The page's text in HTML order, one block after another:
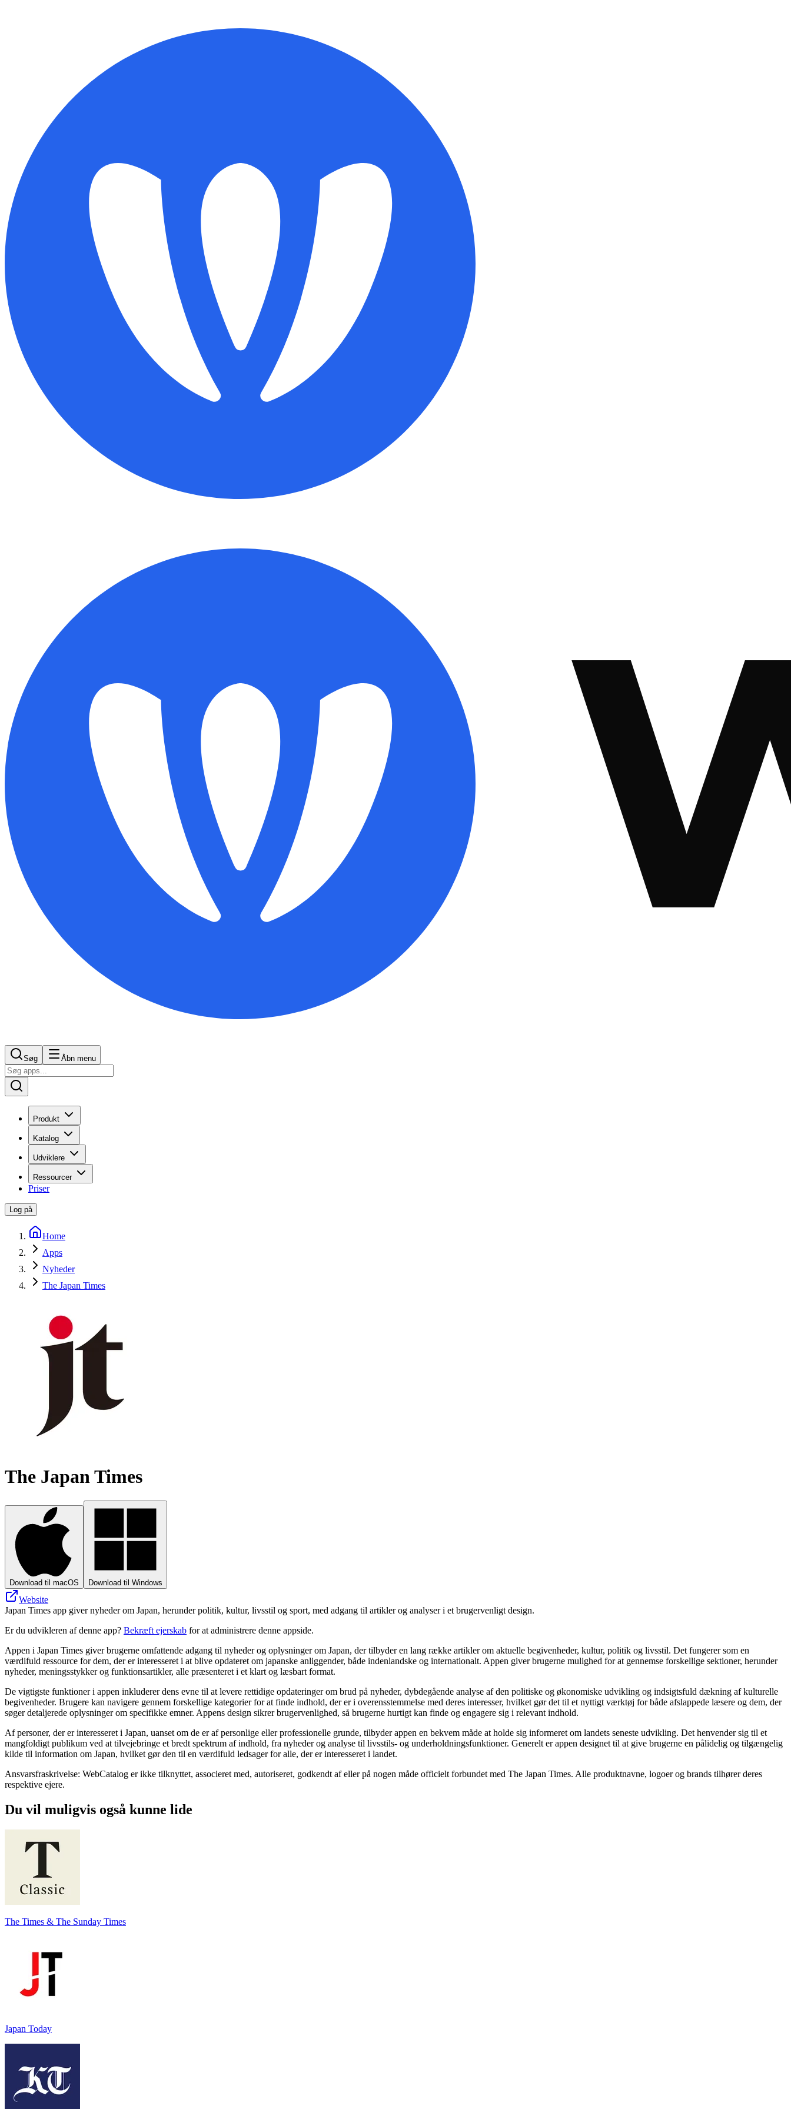
Søg Åbn menu
Produkt
Katalog
Udviklere
Ressourcer
Priser
Log på
Home
Apps
Nyheder
The Japan Times
The Japan Times
Download til macOS Download til Windows
Website
Japan Times app giver nyheder om Japan, herunder politik, kultur, livsstil og sport, med adgang til artikler og analyser i et brugervenligt design.
Er du udvikleren af denne app? Bekræft ejerskab for at administrere denne appside.
Appen i Japan Times giver brugerne omfattende adgang til nyheder og oplysninger om Japan, der tilbyder en lang række artikler om aktuelle begivenheder, kultur, politik og livsstil. Det fungerer som en
værdifuld ressource for dem, der er interesseret i at blive opdateret om japanske anliggender, både indenlandske og internationalt. Appen giver brugerne mulighed for at gennemse forskellige sektioner, herunder
nyheder, meningsstykker og funktionsartikler, alle præsenteret i et klart og læsbart format.
De vigtigste funktioner i appen inkluderer dens evne til at levere rettidige opdateringer om brud på nyheder, dybdegående analyse af den politiske og økonomiske udvikling og indsigtsfuld dækning af kulturelle
begivenheder. Brugere kan navigere gennem forskellige kategorier for at finde indhold, der er i overensstemmelse med deres interesser, hvilket gør det til et nyttigt værktøj for både afslappede læsere og dem, der
søger detaljerede oplysninger om specifikke emner. Appens design sikrer brugervenlighed, så brugerne hurtigt kan finde og engagere sig i relevant indhold.
Af personer, der er interesseret i Japan, uanset om de er af personlige eller professionelle grunde, tilbyder appen en bekvem måde at holde sig informeret om landets seneste udvikling. Det henvender sig til et
mangfoldigt publikum ved at tilvejebringe et bredt spektrum af indhold, fra nyheder og analyse til livsstils- og underholdningsfunktioner. Generelt er appen designet til at give brugerne en pålidelig og tilgængelig
kilde til information om Japan, hvilket gør den til en værdifuld ledsager for alle, der er interesseret i landet.
Ansvarsfraskrivelse: WebCatalog er ikke tilknyttet, associeret med, autoriseret, godkendt af eller på nogen måde officielt forbundet med The Japan Times. Alle produktnavne, logoer og brands tilhører deres
respektive ejere.
Du vil muligvis også kunne lide
The Times & The Sunday Times
Japan Today